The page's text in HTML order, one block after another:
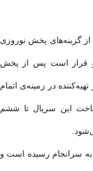
گزینه‌های پخش نوروزی
و قرار است پس از پخش
در زمینه‌ی اتمام
این سریال تا ششم
ساخت «پژمان» به سرانجام رسیده است و